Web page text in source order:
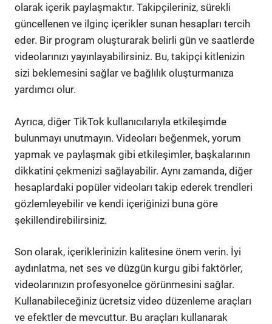
olarak içerik paylaşmaktır. Takipçileriniz, sürekli
güncellenen ve ilginç içerikler sunan hesapları tercih
eder. Bir program oluşturarak belirli gün ve saatlerde
videolarınızı yayınlayabilirsiniz. Bu, takipçi kitlenizin
sizi beklemesini sağlar ve bağlılık oluşturmanıza
yardımcı olur.
Ayrıca, diğer TikTok kullanıcılarıyla etkileşimde
bulunmayı unutmayın. Videoları beğenmek, yorum
yapmak ve paylaşmak gibi etkileşimler, başkalarının
dikkatini çekmenizi sağlayabilir. Aynı zamanda, diğer
hesaplardaki popüler videoları takip ederek trendleri
gözlemleyebilir ve kendi içeriğinizi buna göre
şekillendirebilirsiniz.
Son olarak, içeriklerinizin kalitesine önem verin. İyi
aydınlatma, net ses ve düzgün kurgu gibi faktörler,
videolarınızın profesyonelce görünmesini sağlar.
Kullanabileceğiniz ücretsiz video düzenleme araçları
ve efektler de mevcuttur. Bu araçları kullanarak